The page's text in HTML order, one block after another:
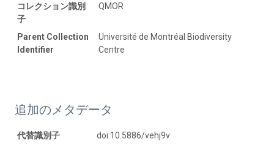
コレクション識別
子
QMOR
Parent Collection
Identifier
Université de Montréal Biodiversity
Centre
追加のメタデータ
代替識別子
doi:10.5886/vehj9v